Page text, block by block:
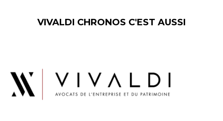
VIVALDI CHRONOS C'EST AUSSI